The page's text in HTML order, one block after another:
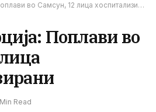
во Самсун, 12 лица хоспитализирани
Поплави во
Read